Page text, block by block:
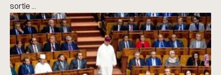
sortie ...